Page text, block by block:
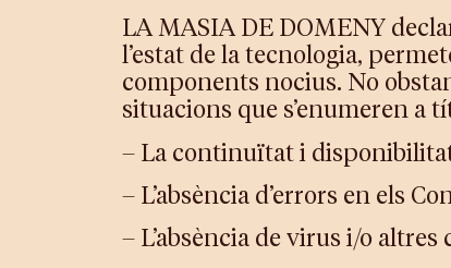
LA MASIA DE DOMENY
l’estat de la tecnologia,
components nocius. No
situacions que s’enumeren
– La continuïtat i
– L’absència d’errors en els
– L’absència de virus i/o